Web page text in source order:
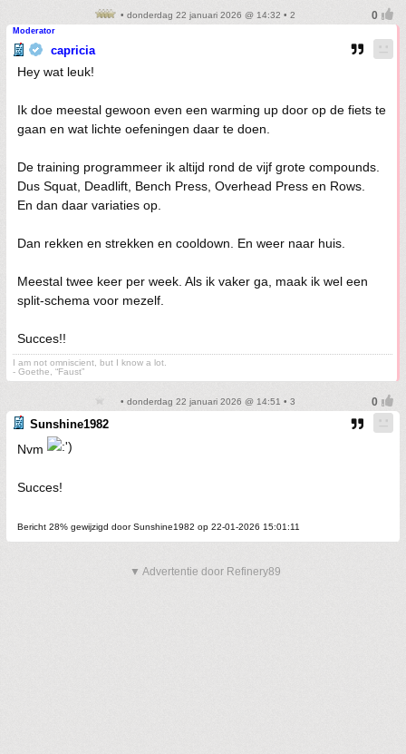
• donderdag 22 januari 2026 @ 14:32 • 2
Moderator
capricia
Hey wat leuk!
Ik doe meestal gewoon even een warming up door op de fiets te
gaan en wat lichte oefeningen daar te doen.
De training programmeer ik altijd rond de vijf grote compounds.
Dus Squat, Deadlift, Bench Press, Overhead Press en Rows.
En dan daar variaties op.
Dan rekken en strekken en cooldown. En weer naar huis.
Meestal twee keer per week. Als ik vaker ga, maak ik wel een
split-schema voor mezelf.
Succes!!
I am not omniscient, but I know a lot.
- Goethe, “Faust”
• donderdag 22 januari 2026 @ 14:51 • 3
Sunshine1982
Nvm
Succes!
Bericht 28% gewijzigd door Sunshine1982 op 22-01-2026 15:01:11
▼ Advertentie door Refinery89